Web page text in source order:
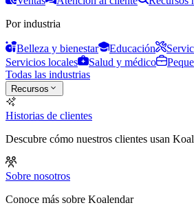
Por industria
Belleza y bienestar Educación
Servicios locales
Salud y médico
Todas las industrias
Recursos
Historias de clientes
Descubre cómo nuestros clientes usan
Sobre nosotros
Conoce más sobre Koalendar